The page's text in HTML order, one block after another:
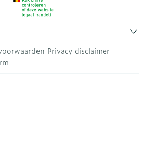
Privacy disclaimer